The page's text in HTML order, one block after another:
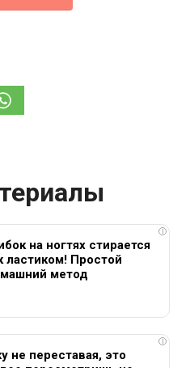
i
на ногтях стирается
ластиком! Простой
метод
i
не переставая, это